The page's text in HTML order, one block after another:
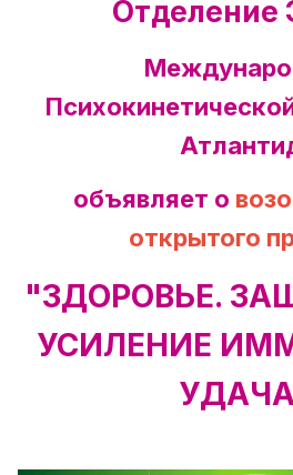
Отделение
объявляет о
открытого
"ЗДОРОВЬЕ.
УСИЛЕНИЕ